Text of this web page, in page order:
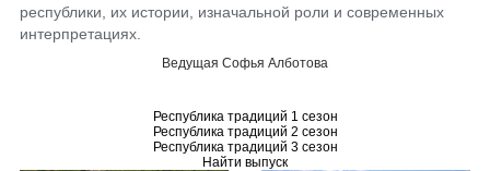
республики, их истории, изначальной роли и современных
интерпретациях.
Ведущая Софья Алботова
Республика традиций 1 сезон
Республика традиций 2 сезон
Республика традиций 3 сезон
Найти выпуск